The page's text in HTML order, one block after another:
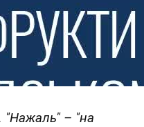
"Нажаль" – "на